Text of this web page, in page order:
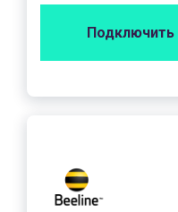
Подключить